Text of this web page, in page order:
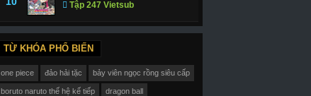
Tập 247 Vietsub
TỪ KHÓA PHỔ BIẾN
one piece đảo hải tặc bảy viên ngọc rồng siêu cấp
boruto naruto thế hệ kế tiếp dragon ball